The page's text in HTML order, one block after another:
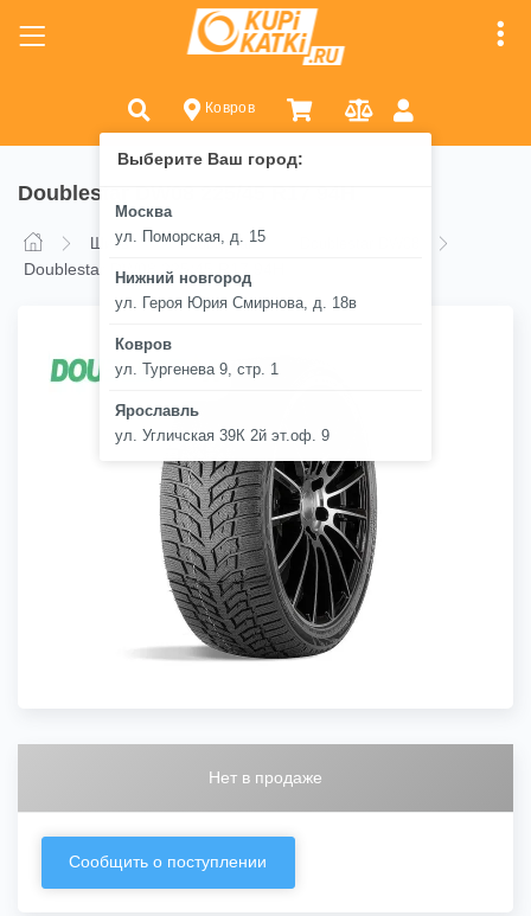
Ковров
Выберите Ваш город:
Москва
ул. Поморская, д. 15
Нижний новгород
ул. Героя Юрия Смирнова, д. 18в
Ковров
ул. Тургенева 9, стр. 1
Ярославль
ул. Угличская 39К 2й эт.оф. 9
Doublestar DW08 225/45 R17 94H
Шины Doublestar
Doublestar DW08 225/45 R17 94H
Нет в продаже
Сообщить о поступлении